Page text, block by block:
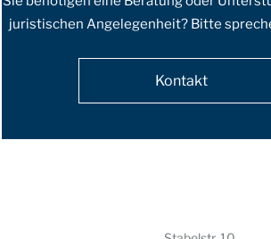
juristischen Angelegenheit? Bitte
Kontakt